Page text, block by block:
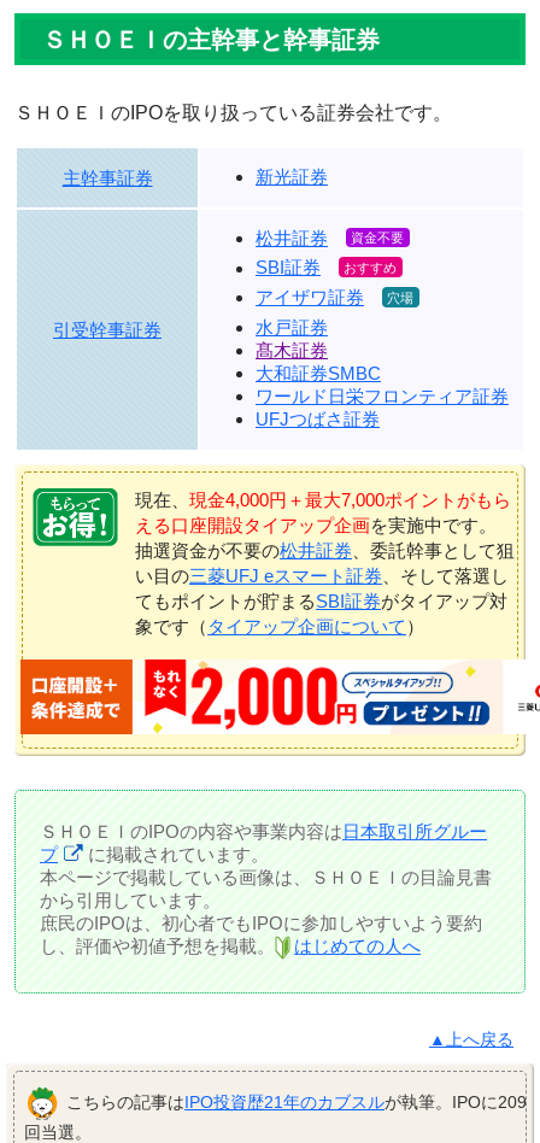
ＳＨＯＥＩの主幹事と幹事証券
ＳＨＯＥＩのIPOを取り扱っている証券会社です。
主幹事証券 新光証券
引受幹事証券
松井証券
SBI証券
アイザワ証券
水戸証券
髙木証券
大和証券SMBC
ワールド日栄フロンティア証券
UFJつばさ証券
現在、 現金4,000円＋最大7,000ポイントがもら
える口座開設タイアップ企画を実施中です。
抽選資金が不要の松井証券 、委託幹事として狙
い目の三菱UFJ eスマート証券 、そして落選し
てもポイントが貯まるSBI証券がタイアップ対
象です（ タイアップ企画について ）
ＳＨＯＥＩのIPOの内容や事業内容は日本取引所グルー
プ
に掲載されています。
本ページで掲載している画像は、ＳＨＯＥＩの目論見書
から引用しています。
庶民のIPOは、初心者でもIPOに参加しやすいよう要約
し、評価や初値予想を掲載。
はじめての人へ
▲上へ戻る
こちらの記事はIPO投資歴21年のカブスルが執筆。IPOに209
回当選。